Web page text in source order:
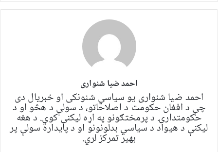
احمد ضیا شنواری
احمد ضیا شنواری یو سياسي شنونکی او خبریال دی
چې د افغان حکومت د اصلاحاتو، د سولې د هڅو او د
حکومتدارۍ د پرمختګونو په اړه لیکنې کوي. د هغه
لیکنې د هیواد د سیاسي بدلونونو او د پایداره سولې پر
بهیر تمرکز لري.